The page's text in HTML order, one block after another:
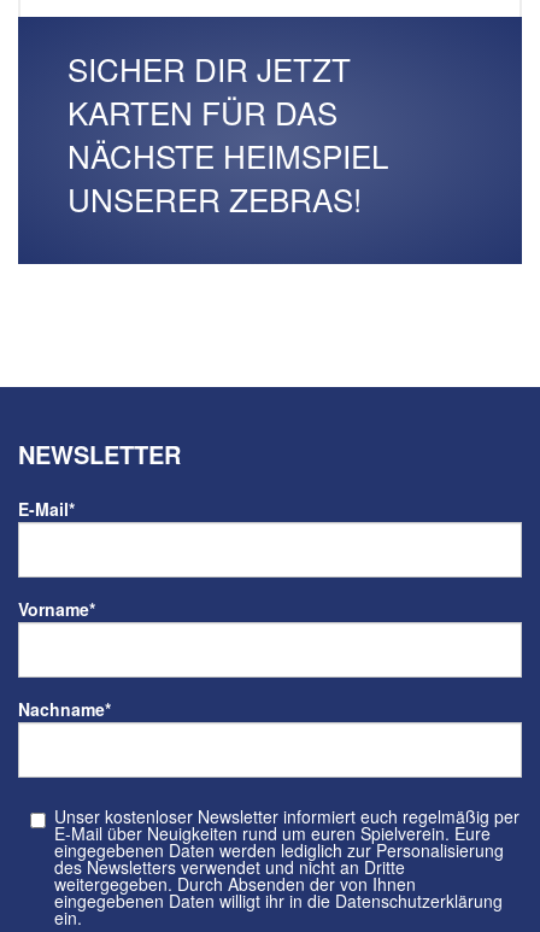
SICHER DIR JETZT
KARTEN FÜR DAS
NÄCHSTE HEIMSPIEL
UNSERER ZEBRAS!
NEWSLETTER
E-Mail*
Vorname*
Nachname*
Unser kostenloser Newsletter informiert euch regelmäßig per
E-Mail über Neuigkeiten rund um euren Spielverein. Eure
eingegebenen Daten werden lediglich zur Personalisierung
des Newsletters verwendet und nicht an Dritte
weitergegeben. Durch Absenden der von Ihnen
eingegebenen Daten willigt ihr in die Datenschutzerklärung
ein.